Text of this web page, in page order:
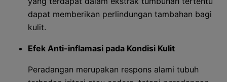
dapat memberikan perlindungan tambahan bagi
kulit.
Efek Anti-inflamasi pada Kondisi Kulit
Peradangan merupakan respons alami tubuh